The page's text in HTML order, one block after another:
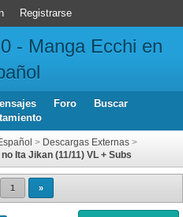
Registrarse
- Manga Ecchi en
Foro
Buscar
> Descargas Externas >
Ita Jikan (11/11) VL + Subs
1 »